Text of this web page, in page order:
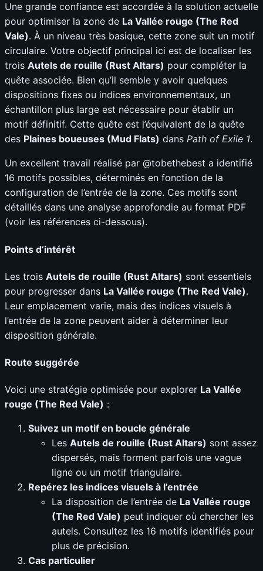
Une grande confiance est accordée à la solution actuelle
pour optimiser la zone de La Vallée rouge (The Red
Vale). À un niveau très basique, cette zone suit un motif
circulaire. Votre objectif principal ici est de localiser les
trois Autels de rouille (Rust Altars) pour compléter la
quête associée. Bien qu’il semble y avoir quelques
dispositions fixes ou indices environnementaux, un
échantillon plus large est nécessaire pour établir un
motif définitif. Cette quête est l’équivalent de la quête
des Plaines boueuses (Mud Flats) dans Path of Exile 1.
Un excellent travail réalisé par @tobethebest a identifié
16 motifs possibles, déterminés en fonction de la
configuration de l’entrée de la zone. Ces motifs sont
détaillés dans une analyse approfondie au format PDF
(voir les références ci-dessous).
Points d’intérêt
Les trois Autels de rouille (Rust Altars) sont essentiels
pour progresser dans La Vallée rouge (The Red Vale).
Leur emplacement varie, mais des indices visuels à
l’entrée de la zone peuvent aider à déterminer leur
disposition générale.
Route suggérée
Voici une stratégie optimisée pour explorer La Vallée
rouge (The Red Vale) :
Suivez un motif en boucle générale
Les Autels de rouille (Rust Altars) sont assez
dispersés, mais forment parfois une vague
ligne ou un motif triangulaire.
Repérez les indices visuels à l’entrée
La disposition de l’entrée de La Vallée rouge
(The Red Vale) peut indiquer où chercher les
autels. Consultez les 16 motifs identifiés pour
plus de précision.
Cas particulier